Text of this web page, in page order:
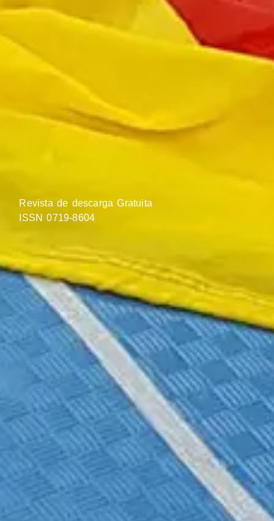
Revista de descarga Gratuita
ISSN 0719-8604